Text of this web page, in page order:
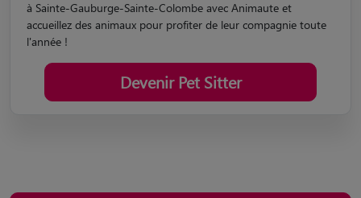
à Sainte-Gauburge-Sainte-Colombe avec Animaute et
accueillez des animaux pour profiter de leur compagnie toute
l'année !
Devenir Pet Sitter